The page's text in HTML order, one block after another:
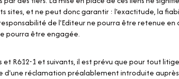
sites, et ne peut donc garantir : l'exactitude, la
de l'Editeur ne pourra être retenue
pourra être engagée.
R612-1 et suivants, il est prévu que pour tout
réclamation préalablement introduite